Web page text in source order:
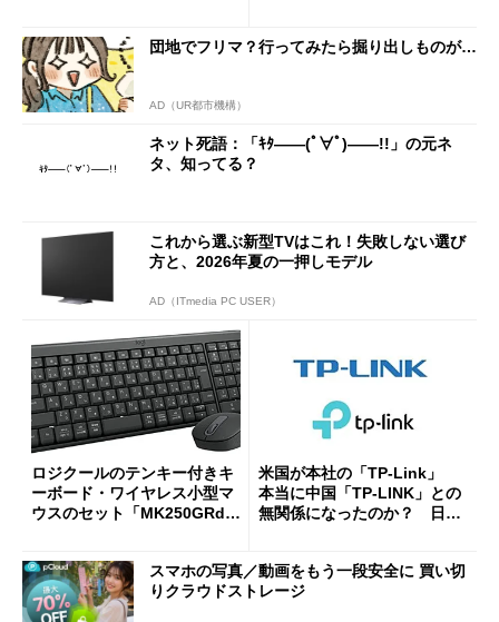
団地でフリマ？行ってみたら掘り出しものが…
AD（UR都市機構）
ネット死語：「ｷﾀ――(ﾟ∀ﾟ)――!!」の元ネ
タ、知ってる？
これから選ぶ新型TVはこれ！失敗しない選び
方と、2026年夏の一押しモデル
AD（ITmedia PC USER）
ロジクールのテンキー付きキ
ーボード・ワイヤレス小型マ
ウスのセット「MK250GRd」
米国が本社の「TP-Link」
本当に中国「TP-LINK」との
無関係になったのか？ 日本
スマホの写真／動画をもう一段安全に 買い切
りクラウドストレージ